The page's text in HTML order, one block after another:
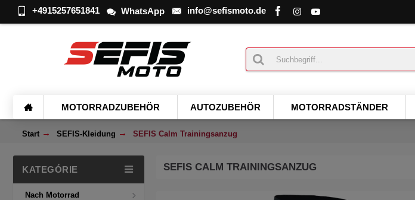
+4915257651841 WhatsApp info@sefismoto.de
MOTORRADZUBEHÖR AUTOZUBEHÖR MOTORRADSTÄNDER
Start SEFIS-Kleidung SEFIS Calm Trainingsanzug
KATEGÓRIE
Nach Motorrad
SEFIS CALM TRAININGSANZUG